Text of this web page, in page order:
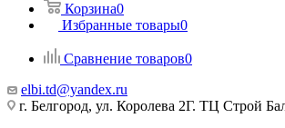
Корзина0
Избранные товары0
Сравнение товаров0
elbi.td@yandex.ru
г. Белгород, ул. Королева 2Г. ТЦ Строй